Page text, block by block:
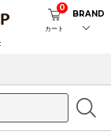
カート
0
BRAND